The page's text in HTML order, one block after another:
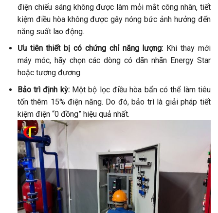
điện chiếu sáng không được làm mỏi mắt công nhân, tiết
kiệm điều hòa không được gây nóng bức ảnh hưởng đến
năng suất lao động.
Ưu tiên thiết bị có chứng chỉ năng lượng: Khi thay mới
máy móc, hãy chọn các dòng có dãn nhãn Energy Star
hoặc tương đương.
Bảo trì định kỳ:Một bộ lọc điều hòa bẩn có thể làm tiêu
tốn thêm 15% điện năng. Do đó, bảo trì là giải pháp tiết
kiệm điện “0 đồng” hiệu quả nhất.